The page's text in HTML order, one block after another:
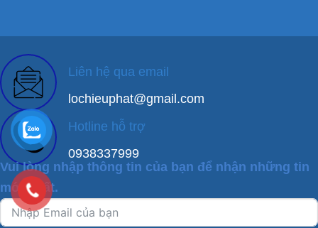
Liên hệ qua email
lochieuphat@gmail.com
Hotline hỗ trợ
0938337999
Vui lòng nhập thông tin của bạn để nhận những tin
mới nhất.